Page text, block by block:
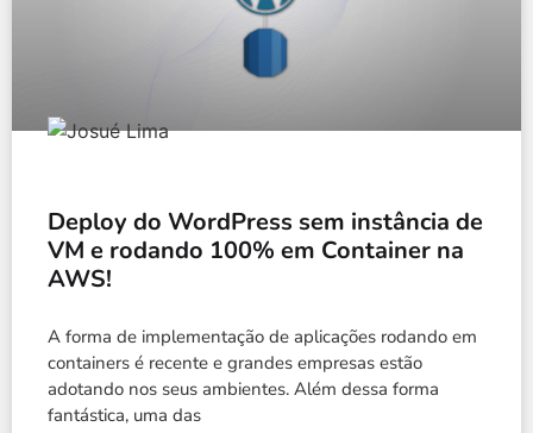
Deploy do WordPress sem instância de
VM e rodando 100% em Container na
AWS!
A forma de implementação de aplicações rodando em
containers é recente e grandes empresas estão
adotando nos seus ambientes. Além dessa forma
fantástica, uma das